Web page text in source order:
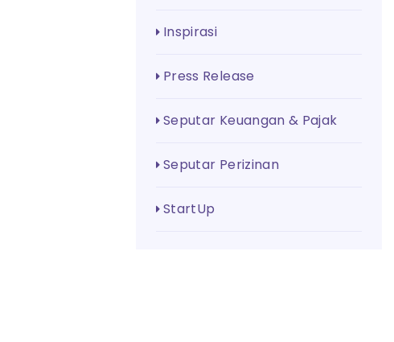
Inspirasi
Press Release
Seputar Keuangan & Pajak
Seputar Perizinan
StartUp